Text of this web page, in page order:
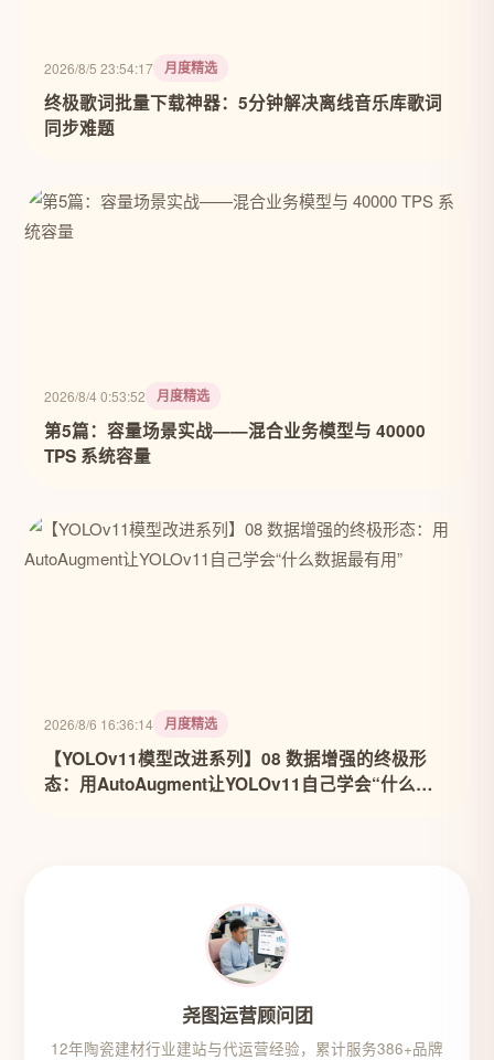
2026/8/5 23:54:17 月度精选
终极歌词批量下载神器：5分钟解决离线音乐库歌词
同步难题
2026/8/4 0:53:52 月度精选
第5篇：容量场景实战——混合业务模型与 40000
TPS 系统容量
2026/8/6 16:36:14 月度精选
【YOLOv11模型改进系列】08 数据增强的终极形
态：用AutoAugment让YOLOv11自己学会“什么数
尧图运营顾问团
12年陶瓷建材行业建站与代运营经验，累计服务386+品牌